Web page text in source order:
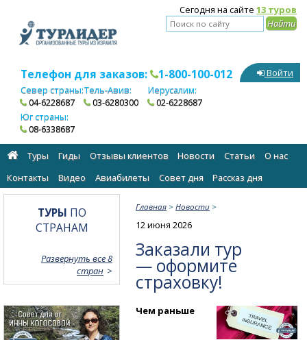
Сегодня на сайте 13 туров
Телефон для заказов: 1-800-100-012
Север страны:
04-6228687
Тель-Авив:
03-6280300
Иерусалим:
02-6228687
Юг страны:
08-6338687
Войти
Туры Гиды Отзывы клиентов Новости Статьи
О нас
Контакты
Видео Авиабилеты Cовет дня Рассказ дня
Главная >Новости >
12 июня 2026
Заказали тур
— оформите
страховку!
Чем раньше
ТУРЫ ПО
СТРАНАМ
Развернуть все 8
стран